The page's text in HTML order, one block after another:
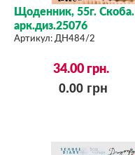
Щоденник, 55г.
арк.диз.25076
Артикул: ДН484/2
34.00грн.
0.00грн